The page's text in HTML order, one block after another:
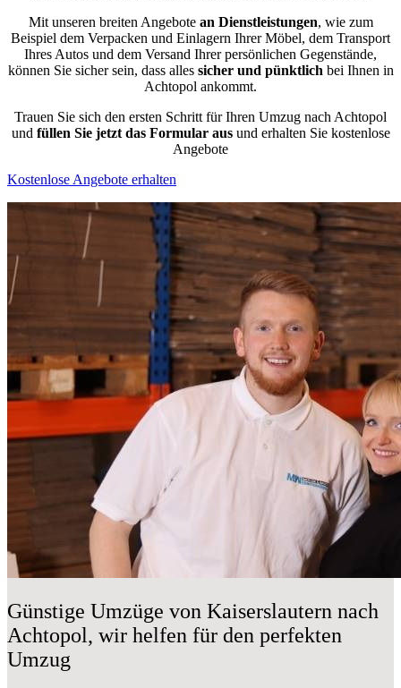
Mit unseren breiten Angebotean Dienstleistungen, wie zum
Beispiel dem Verpacken und Einlagern Ihrer Möbel, dem Transport
Ihres Autos und dem Versand Ihrer persönlichen Gegenstände,
können Sie sicher sein, dass alles sicher und pünktlich bei Ihnen in
Achtopol ankommt.
Trauen Sie sich den ersten Schritt für Ihren Umzug nach Achtopol
und füllen Sie jetzt das Formular ausund erhalten Sie kostenlose
Angebote
Kostenlose Angebote erhalten
Günstige Umzüge von Kaiserslautern nach
Achtopol, wir helfen für den perfekten
Umzug